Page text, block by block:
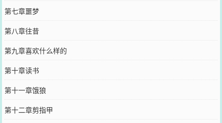
第七章噩梦
第八章往昔
第九章喜欢什么样的
第十章读书
第十一章饿狼
第十二章剪指甲